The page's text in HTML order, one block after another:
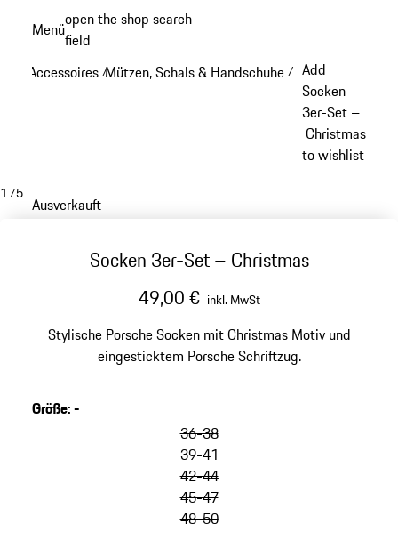
Hauptinhalt
Menüopen the shop search
field
Accessoires /Mützen, Schals & Handschuhe / Add
Socken
3er-Set –
Christmas
to wishlist
1 /5
Ausverkauft
Socken 3er-Set – Christmas
49,00 € inkl. MwSt
Stylische Porsche Socken mit Christmas Motiv und
eingesticktem Porsche Schriftzug.
Größe:-
36-38
39-41
42-44
45-47
48-50